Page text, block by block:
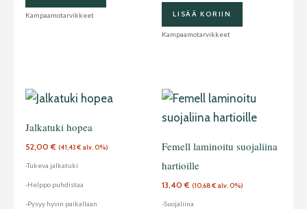
Kampaamotarvikkeet LISÄÄ KORIIN
Kampaamotarvikkeet
Jalkatuki hopea
52,00€ (41,43€ alv. 0%)
-Tukeva jalkatuki
-Helppo puhdistaa
-Pysyy hyvin paikallaan
Femell laminoitu suojaliina
hartioille
13,40€ (10,68€ alv. 0%)
-Suojaliina